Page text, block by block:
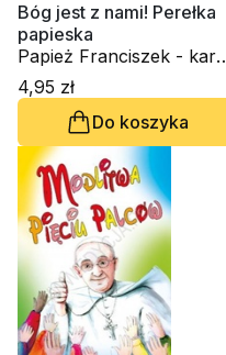
Bóg jest z nami! Perełka
papieska
Papież Franciszek -
Jorge Mario Bergoglio
4,95 zł
Do koszyka